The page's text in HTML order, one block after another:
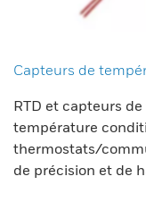
Capteurs de
RTD et capteurs
température
thermostats/
de précision et de